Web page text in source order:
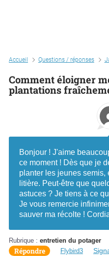
Accueil Questions / réponses
Comment éloigner
plantations
Bonjour ! J'aime
ce moment ! Dès que je
planter les jeunes semis,
litière. Peut-être que
astuces ? Je tiens à ce
Je vous remercie
sauver ma récolte !
Rubrique : entretien du potager
Répondre Flybird3